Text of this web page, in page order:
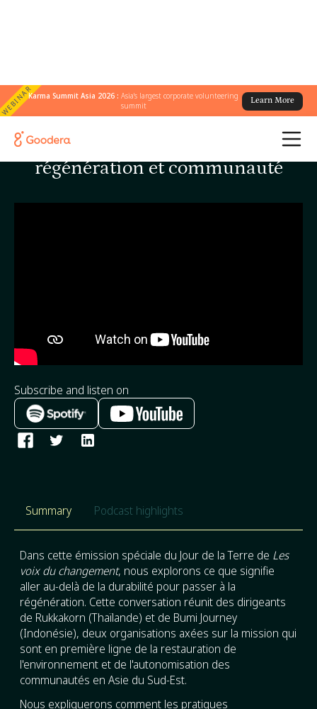
WEBINARKarma Summit Asia 2026 :Asia's largest corporate volunteering
summit
Learn More
Enraciné dans l'action :
régénération et communauté
Subscribe and listen on
Summary Podcast highlights
Dans cette émission spéciale du Jour de la Terre de Les
voix du changement, nous explorons ce que signifie
aller au-delà de la durabilité pour passer à la
régénération. Cette conversation réunit des dirigeants
de Rukkakorn (Thaïlande) et de Bumi Journey
(Indonésie), deux organisations axées sur la mission qui
sont en première ligne de la restauration de
l'environnement et de l'autonomisation des
communautés en Asie du Sud-Est.
Nous expliquerons comment les pratiques